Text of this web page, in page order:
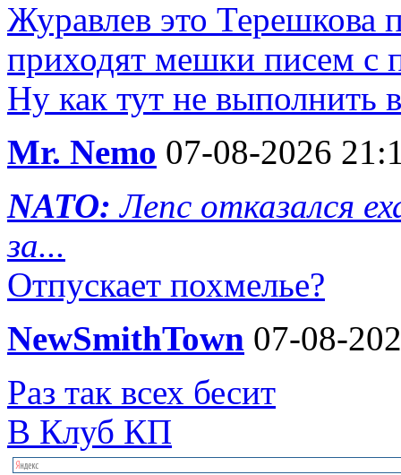
Журавлев это Терешкова
приходят мешки писем с
Ну как тут не выполнить
Mr. Nemo 07-08-2026
NATO:Лепс отказался
за...
Отпускает похмелье?
NewSmithTown 07-08-
Раз так всех бесит
В Клуб КП